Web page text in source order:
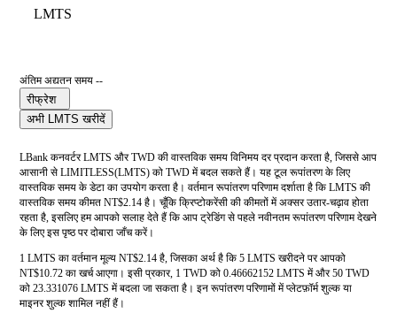
LMTS
अंतिम अद्यतन समय --
रीफ्रेश
अभी LMTS खरीदें
LBank कनवर्टर LMTS और TWD की वास्तविक समय विनिमय दर प्रदान करता है, जिससे आप
आसानी से LIMITLESS(LMTS) को TWD में बदल सकते हैं। यह टूल रूपांतरण के लिए
वास्तविक समय के डेटा का उपयोग करता है। वर्तमान रूपांतरण परिणाम दर्शाता है कि LMTS की
वास्तविक समय कीमत NT$2.14 है। चूँकि क्रिप्टोकरेंसी की कीमतों में अक्सर उतार-चढ़ाव होता
रहता है, इसलिए हम आपको सलाह देते हैं कि आप ट्रेडिंग से पहले नवीनतम रूपांतरण परिणाम देखने
के लिए इस पृष्ठ पर दोबारा जाँच करें।
1 LMTS का वर्तमान मूल्य NT$2.14 है, जिसका अर्थ है कि 5 LMTS खरीदने पर आपको
NT$10.72 का खर्च आएगा। इसी प्रकार, 1 TWD को 0.46662152 LMTS में और 50 TWD
को 23.331076 LMTS में बदला जा सकता है। इन रूपांतरण परिणामों में प्लेटफ़ॉर्म शुल्क या
माइनर शुल्क शामिल नहीं हैं।